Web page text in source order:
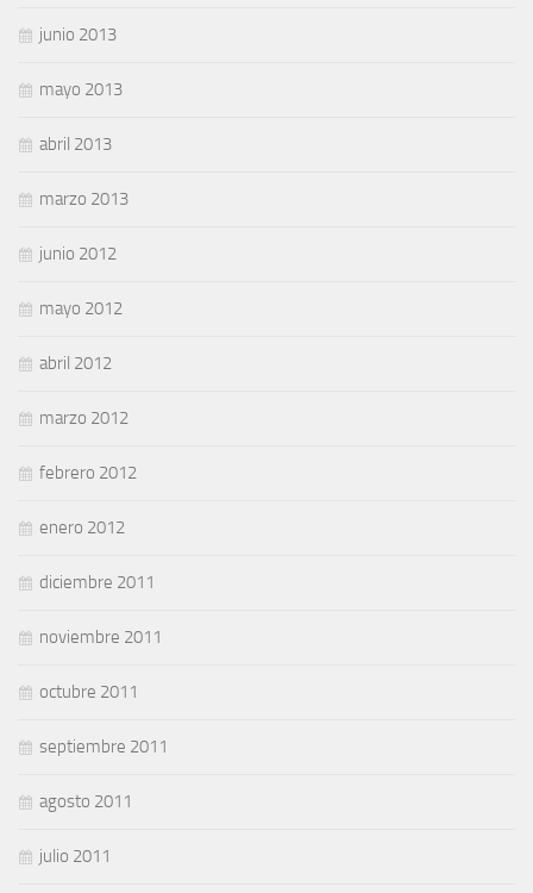
junio 2013
mayo 2013
abril 2013
marzo 2013
junio 2012
mayo 2012
abril 2012
marzo 2012
febrero 2012
enero 2012
diciembre 2011
noviembre 2011
octubre 2011
septiembre 2011
agosto 2011
julio 2011